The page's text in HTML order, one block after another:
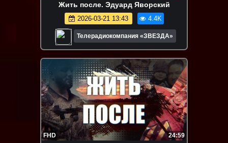
Жить после. Эдуард Яворский
2026-03-21 13:43 4.4K
Телерадиокомпания «ЗВЕЗДА»
FHD 24:59